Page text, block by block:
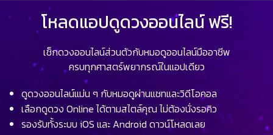
โหลดแอปดูดวงออนไลน์ ฟรี!
เช็กดวงออนไลน์ส่วนตัวกับหมอดูออนไลน์มืออาชีพ
ครบทุกศาสตร์พยากรณ์ในแอปเดียว
ดูดวงออนไลน์แม่น ๆ กับหมอดูผ่านแชทและวิดีโอคอล
เลือกดูดวง Online ได้ตามสไตล์คุณ ไม่ต้องนั่งรอคิว
รองรับทั้งระบบ iOS และ Android ดาวน์โหลดเลย